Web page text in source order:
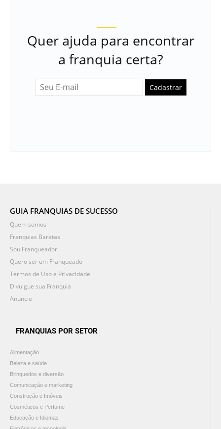
Quer ajuda para encontrar
a franquia certa?
Cadastrar
GUIA FRANQUIAS DE SUCESSO
Quem somos
Franquias Baratas
Sou Franqueador
Quero ser um Franqueado
Termos de Uso e Privacidade
Divulgue sua Franquia
Anuncie
FRANQUIAS POR SETOR
Alimentação
Beleza e saúde
Brinquedos e diversão
Comunicação e marketing
Construção e Imóveis
Cosméticos e Perfume
Educação e Idiomas